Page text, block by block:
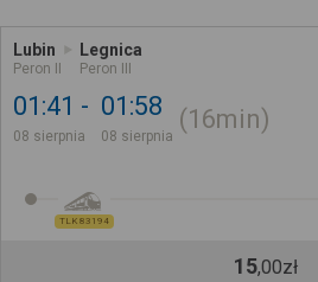
Lubin
Peron II
Legnica
Peron III
01:41
08 sierpnia
01:58
08 sierpnia
16min
TLK 83194
15,00zł